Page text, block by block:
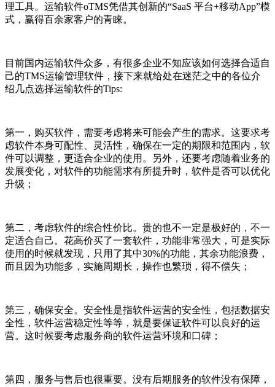
理工具。运输软件oTMS凭借其创新的“SaaS 平台+移动App”模
式，赢得百余家客户的青睐。
目前国内运输软件众多，有很多企业不知应该如何选择合适自
己的TMS运输管理软件，接下来就给处在迷茫之中的各位介
绍几点选择运输软件的Tips:
第一，购买软件，需要考虑将来可能会产生的需求。这要求考
虑软件本身可配性、灵活性，确保在一定的期限和范围内，软
件可以调整，更适合企业的使用。另外，还要考虑随着业务的
发展变化，对软件的功能需求有所提升时，软件是否可以优化
升级；
第二，考虑软件的综合性价比。贵的也不一定是极好的，不一
定适合自己。花高价买了一套软件，功能非常强大，可是实际
使用的时候就发现，只用了其中30%的功能，其余功能浪费，
而且因为功能多，实施周期长，操作也繁琐，得不偿失；
第三，确保安全。安全性是指软件运营的安全性，包括数据安
全性，软件运营稳定性等等，就是要保证软件可以良好的运
营。这时候要考虑服务商的软件运营环境和口碑；
第四，服务与售后也很重要。没有后期服务的软件没有保障，